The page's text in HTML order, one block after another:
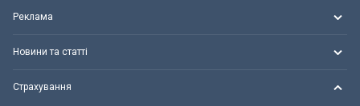
Реклама
Новини та статті
Страхування